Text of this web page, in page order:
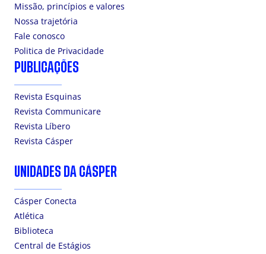
Missão, princípios e valores
Nossa trajetória
Fale conosco
Politica de Privacidade
PUBLICAÇÕES
Revista Esquinas
Revista Communicare
Revista Líbero
Revista Cásper
UNIDADES DA CÁSPER
Cásper Conecta
Atlética
Biblioteca
Central de Estágios